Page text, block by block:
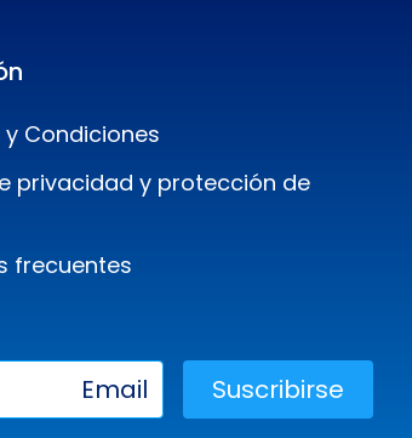
Condiciones
privacidad y protección de
frecuentes
Suscribirse